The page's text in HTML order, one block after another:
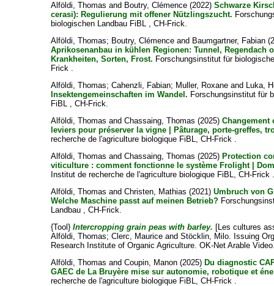
Alföldi, Thomas and Boutry, Clémence (2022)Schwarze
cerasi): Regulierung mit offener Nützlingszucht.
biologischen Landbau FiBL , CH-Frick.
Alföldi, Thomas; Boutry, Clémence and Baumgartner, Fabian
Aprikosenanbau in kühlen Regionen: Tunnel, Regendach
Krankheiten, Sorten, Frost. Forschungsinstitut für
Frick .
Alföldi, Thomas;Cahenzli, Fabian; Muller, Roxane and Luka,
Insektengemeinschaften im Wandel. Forschungsinstitut für
FiBL , CH-Frick.
Alföldi, Thomas andChassaing, Thomas (2025)Changement
leviers pour préserver la vigne | Pâturage, porte-greffes,
recherche de l'agriculture biologique FiBL, CH-Frick .
Alföldi, Thomas andChassaing, Thomas (2025) Protection
viticulture : comment fonctionne le système Frolight |
Institut de recherche de l'agriculture biologique FiBL, CH-Frick
Alföldi, Thomas andChristen, Mathias (2021)Umbruch von
Welche Maschine passt auf meinen Betrieb?
Landbau , CH-Frick.
{Tool}Intercropping grain peas with barley. [Les cultures
Alföldi, Thomas;Clerc, Maurice andStöcklin, Milo. Issuing
Research Institute of Organic Agriculture. OK-Net Arable
Alföldi, Thomas andCoupin, Manon (2025) Du diagnostic
GAEC de La Bruyère mise sur autonomie, robotique et
recherche de l'agriculture biologique FiBL, CH-Frick .